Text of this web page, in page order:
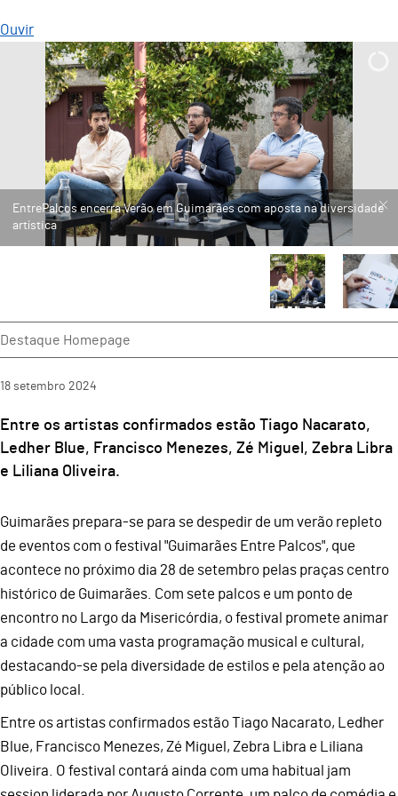
Ouvir
Destaque Homepage
18 setembro 2024
Entre os artistas confirmados estão Tiago Nacarato,
Ledher Blue, Francisco Menezes, Zé Miguel, Zebra Libra
e Liliana Oliveira.
Guimarães prepara-se para se despedir de um verão repleto
de eventos com o festival "Guimarães Entre Palcos", que
acontece no próximo dia 28 de setembro pelas praças centro
histórico de Guimarães. Com sete palcos e um ponto de
encontro no Largo da Misericórdia, o festival promete animar
a cidade com uma vasta programação musical e cultural,
destacando-se pela diversidade de estilos e pela atenção ao
público local.
Entre os artistas confirmados estão Tiago Nacarato, Ledher
Blue, Francisco Menezes, Zé Miguel, Zebra Libra e Liliana
Oliveira. O festival contará ainda com uma habitual jam